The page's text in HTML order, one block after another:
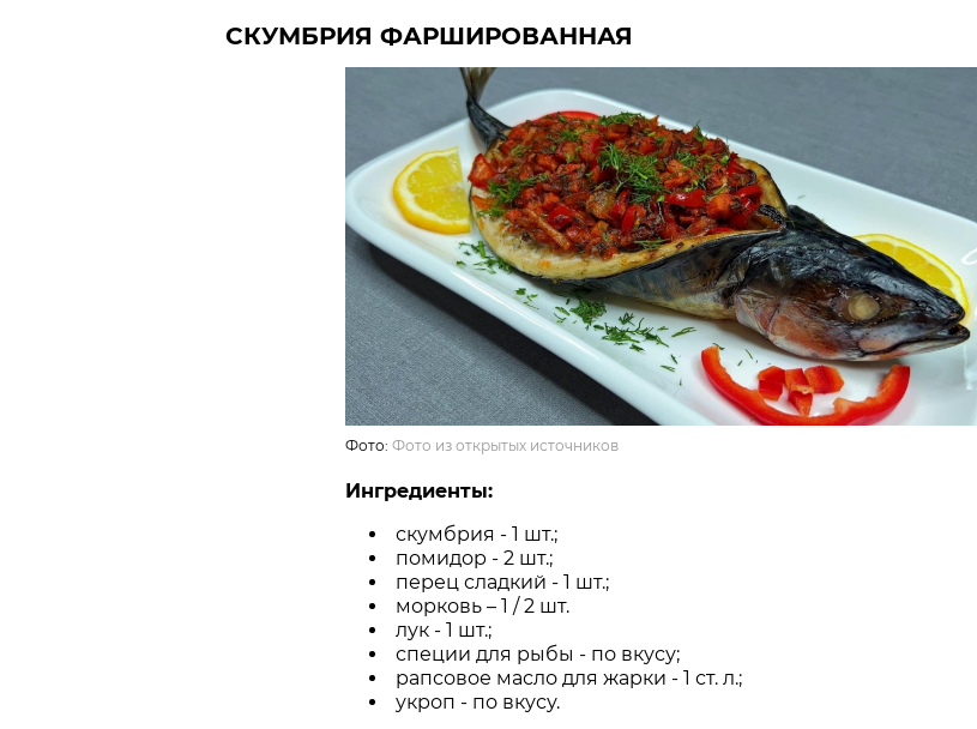
СКУМБРИЯ ФАРШИРОВАННАЯ
Фото: Фото из открытых источников
Ингредиенты:
скумбрия - 1 шт.;
помидор - 2 шт.;
перец сладкий - 1 шт.;
морковь – 1 / 2 шт.
лук - 1 шт.;
специи для рыбы - по вкусу;
рапсовое масло для жарки - 1 ст. л.;
укроп - по вкусу.